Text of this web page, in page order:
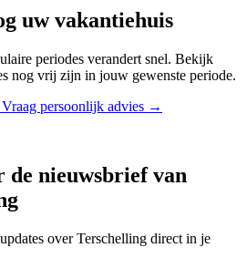
uw vakantiehuis
periodes verandert snel. Bekijk
nog vrij zijn in jouw gewenste periode.
Vraag persoonlijk advies →
nieuwsbrief van
over Terschelling direct in je